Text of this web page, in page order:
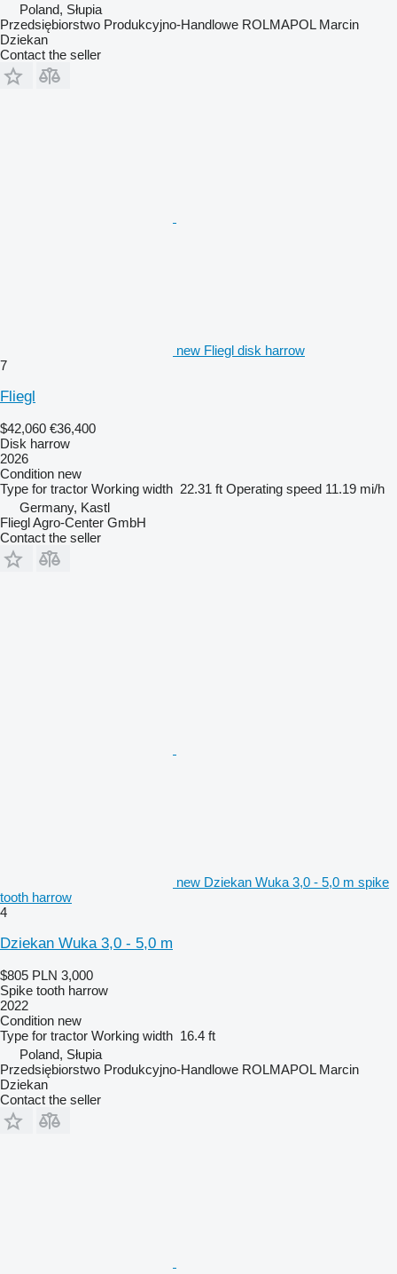
Poland, Słupia
Przedsiębiorstwo Produkcyjno-Handlowe ROLMAPOL Marcin
Dziekan
Contact the seller
new Fliegl disk harrow
7
Fliegl
$42,060 €36,400
Disk harrow
2026
Condition new
Type for tractor Working width 22.31 ft Operating speed 11.19 mi/h
Germany, Kastl
Fliegl Agro-Center GmbH
Contact the seller
new Dziekan Wuka 3,0 - 5,0 m spike
tooth harrow
4
Dziekan Wuka 3,0 - 5,0 m
$805 PLN 3,000
Spike tooth harrow
2022
Condition new
Type for tractor Working width 16.4 ft
Poland, Słupia
Przedsiębiorstwo Produkcyjno-Handlowe ROLMAPOL Marcin
Dziekan
Contact the seller